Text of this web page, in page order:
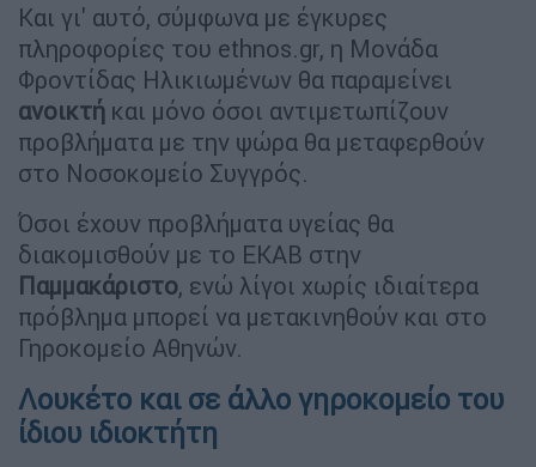
Και γι' αυτό, σύμφωνα με έγκυρες
πληροφορίες του ethnos.gr, η Μονάδα
Φροντίδας Ηλικιωμένων θα παραμείνει
ανοικτή και μόνο όσοι αντιμετωπίζουν
προβλήματα με την ψώρα θα μεταφερθούν
στο Νοσοκομείο Συγγρός.
Όσοι έχουν προβλήματα υγείας θα
διακομισθούν με το ΕΚΑΒ στην
Παμμακάριστο, ενώ λίγοι χωρίς ιδιαίτερα
πρόβλημα μπορεί να μετακινηθούν και στο
Γηροκομείο Αθηνών.
Λουκέτο και σε άλλο γηροκομείο του
ίδιου ιδιοκτήτη